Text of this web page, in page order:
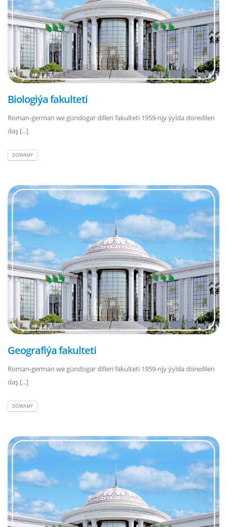
Biologiýa fakulteti
Roman-german we gündogar dilleri fakulteti 1959-njy ýylda döredilen
daş [...]
DOWAMY
Geografiýa fakulteti
Roman-german we gündogar dilleri fakulteti 1959-njy ýylda döredilen
daş [...]
DOWAMY